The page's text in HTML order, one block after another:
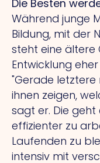
Die Besten
Während junge
Bildung, mit der
steht eine ältere
Entwicklung
"Gerade
ihnen zeigen,
sagt er. Die geht
effizienter zu
Laufenden zu
intensiv mit